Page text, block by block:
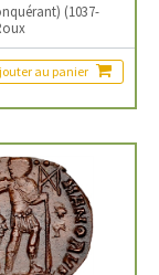
(1037-
au panier